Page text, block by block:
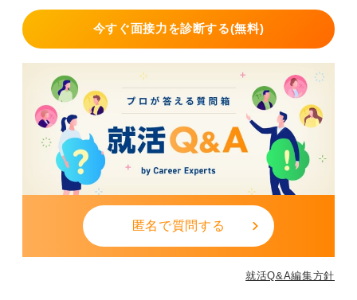
今すぐ面接力を診断する(無料)
匿名で質問する
就活Q&A編集方針